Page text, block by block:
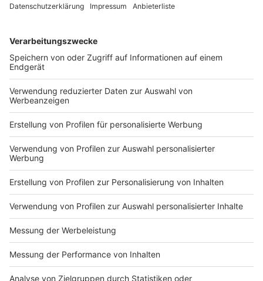
Nicole Trapp von der Sparkasse Krefeld gibt Einblicke
Anzeige
Gründungspersönlichkeit und Mindset
Samstag, 23. November 2024, 9:10–10:10 Uhr
Anzeige
Sanjey Vasudev vermittelt Strategien zur Bewältigung
der Herausforderungen einer Neugründung.